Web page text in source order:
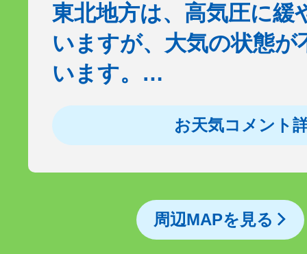
東北地方は、高気圧に緩
いますが、大気の状態が
います。…
お天気コメント
周辺MAPを見る